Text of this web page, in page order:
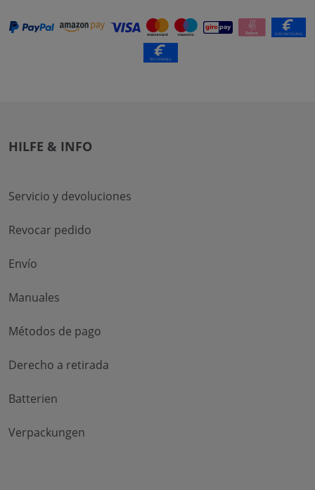
HILFE & INFO
Servicio y devoluciones
Revocar pedido
Envío
Manuales
Métodos de pago
Derecho a retirada
Batterien
Verpackungen